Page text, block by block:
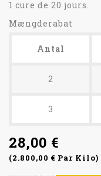
1 cure de 20 jours.
Mængderabat
Antal
2
3
28,00 €
(2.800,00 € Par Kilo)